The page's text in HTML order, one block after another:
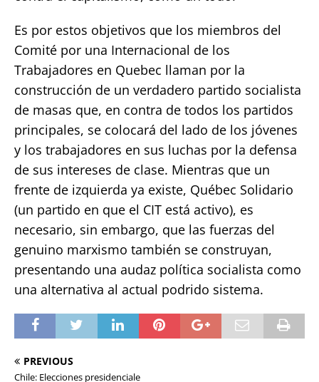
Es por estos objetivos que los miembros del
Comité por una Internacional de los
Trabajadores en Quebec llaman por la
construcción de un verdadero partido socialista
de masas que, en contra de todos los partidos
principales, se colocará del lado de los jóvenes
y los trabajadores en sus luchas por la defensa
de sus intereses de clase. Mientras que un
frente de izquierda ya existe, Québec Solidario
(un partido en que el CIT está activo), es
necesario, sin embargo, que las fuerzas del
genuino marxismo también se construyan,
presentando una audaz política socialista como
una alternativa al actual podrido sistema.
PREVIOUS
Chile: Elecciones presidenciale